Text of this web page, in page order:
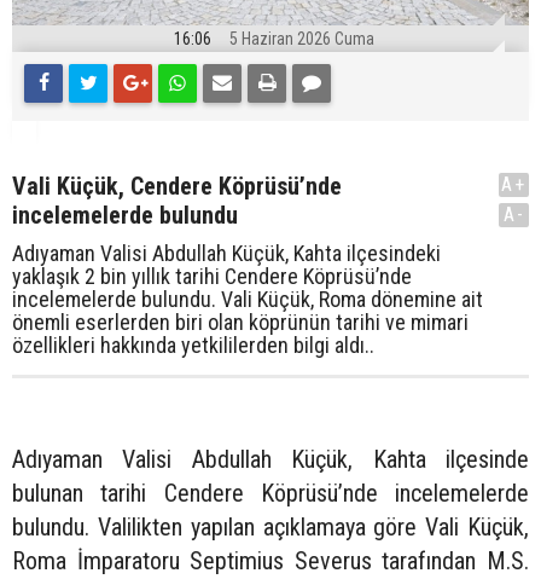
16:06 5 Haziran 2026 Cuma
Vali Küçük, Cendere Köprüsü’nde
incelemelerde bulundu
Adıyaman Valisi Abdullah Küçük, Kahta ilçesindeki
yaklaşık 2 bin yıllık tarihi Cendere Köprüsü’nde
incelemelerde bulundu. Vali Küçük, Roma dönemine ait
önemli eserlerden biri olan köprünün tarihi ve mimari
özellikleri hakkında yetkililerden bilgi aldı..
A+
A-
Adıyaman Valisi Abdullah Küçük, Kahta ilçesinde
bulunan tarihi Cendere Köprüsü’nde incelemelerde
bulundu. Valilikten yapılan açıklamaya göre Vali Küçük,
Roma İmparatoru Septimius Severus tarafından M.S.